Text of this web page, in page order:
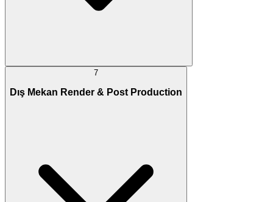
7
Dış Mekan Render & Post Production